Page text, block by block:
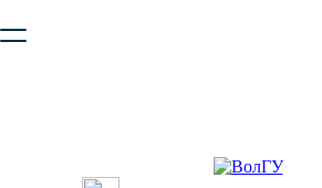
безопасную работу с сайтом. Пожалуйста